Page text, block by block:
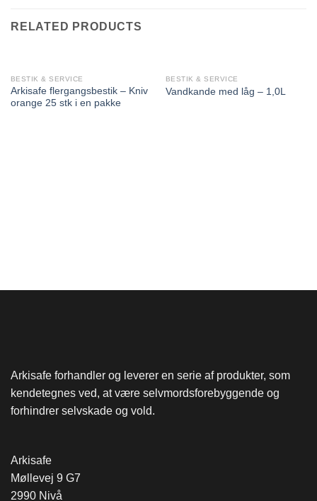
RELATED PRODUCTS
BESTIK & SERVICE
Arkisafe flergangsbestik – Kniv
orange 25 stk i en pakke
BESTIK & SERVICE
Vandkande med låg – 1,0L
Arkisafe forhandler og leverer en serie af produkter, som
kendetegnes ved, at være selvmordsforebyggende og
forhindrer selvskade og vold.
Arkisafe
Møllevej 9 G7
2990 Nivå